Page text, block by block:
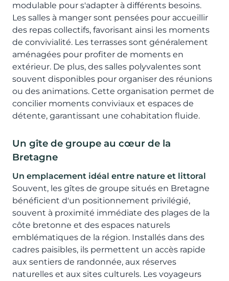
modulable pour s'adapter à différents besoins.
Les salles à manger sont pensées pour accueillir
des repas collectifs, favorisant ainsi les moments
de convivialité. Les terrasses sont généralement
aménagées pour profiter de moments en
extérieur. De plus, des salles polyvalentes sont
souvent disponibles pour organiser des réunions
ou des animations. Cette organisation permet de
concilier moments conviviaux et espaces de
détente, garantissant une cohabitation fluide.
Un gîte de groupe au cœur de la
Bretagne
Un emplacement idéal entre nature et littoral
Souvent, les gîtes de groupe situés en Bretagne
bénéficient d'un positionnement privilégié,
souvent à proximité immédiate des plages de la
côte bretonne et des espaces naturels
emblématiques de la région. Installés dans des
cadres paisibles, ils permettent un accès rapide
aux sentiers de randonnée, aux réserves
naturelles et aux sites culturels. Les voyageurs